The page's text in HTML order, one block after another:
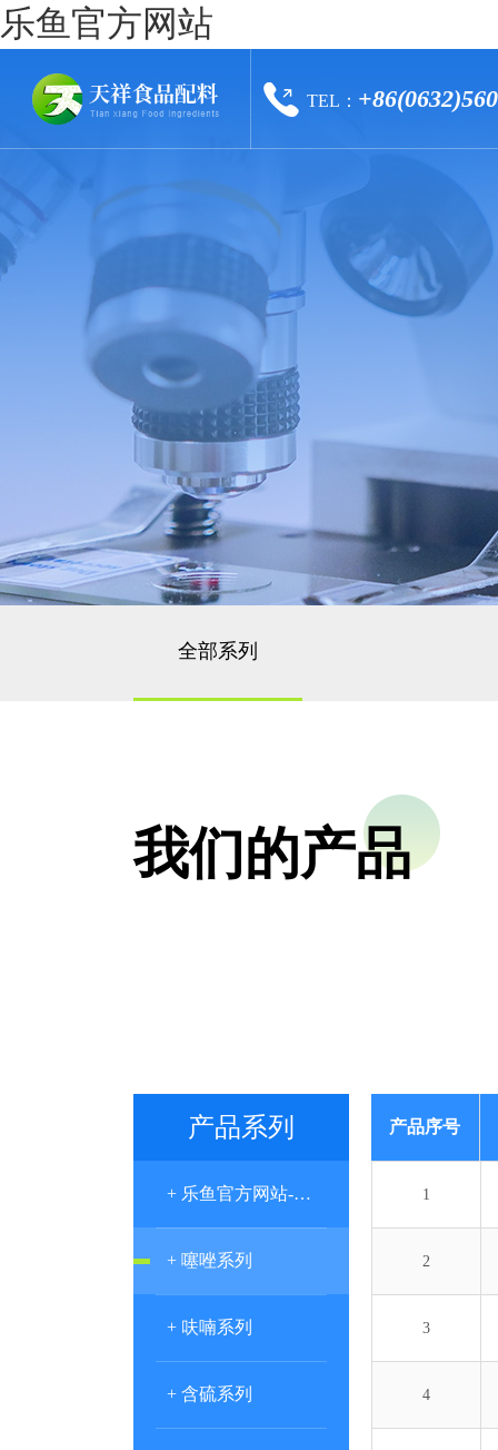
乐鱼官方网站
TEL：
全部系列
我们的产品
产品系列
+ 乐鱼官方网站-乐鱼leyu（中国）
+ 噻唑系列
+ 呋喃系列
+ 含硫系列
产品序号
1
2
3
4